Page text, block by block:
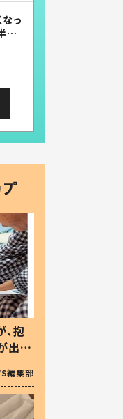
な
っ
抱
出ま
編集部